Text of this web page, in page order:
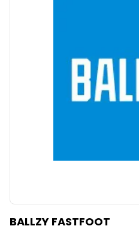
BALLZY FASTFOOT